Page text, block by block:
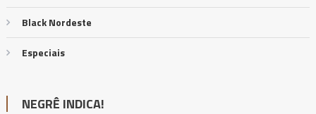
Black Nordeste
Especiais
NEGRÊ INDICA!